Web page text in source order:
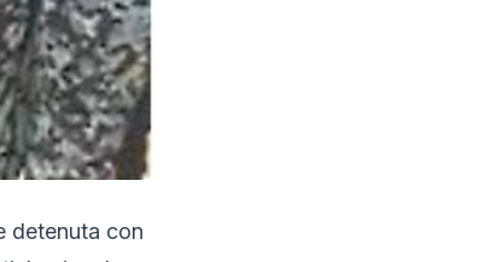
detenuta con